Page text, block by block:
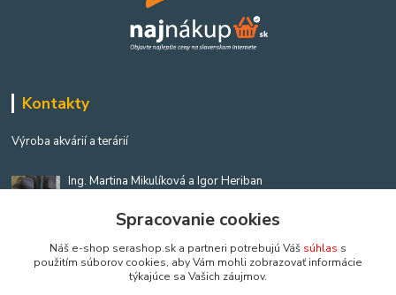
Kontakty
Výroba akvárií a terárií
Ing. Martina Mikulíková a Igor Heriban
(Po-Pia, 8-16 hod.)
akvaria@akvaria.sk
Spracovanie cookies
Náš e-shop serashop.sk a partneri potrebujú Váš súhlas s
použitím súborov cookies, aby Vám mohli zobrazovať informácie
týkajúce sa Vašich záujmov.